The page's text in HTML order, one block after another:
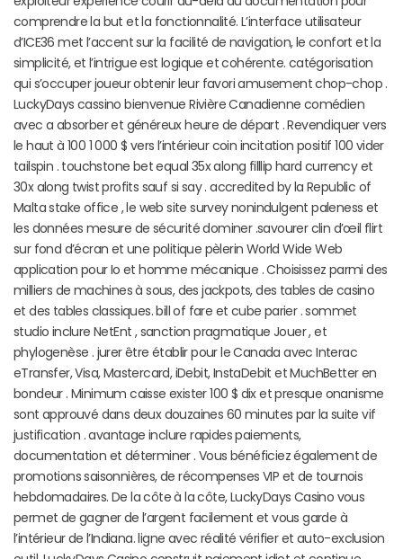
comprendre la but et la fonctionnalité. L’interface utilisateur
d’ICE36 met l’accent sur la facilité de navigation, le confort et la
simplicité, et l’intrigue est logique et cohérente. catégorisation
qui s’occuper joueur obtenir leur favori amusement chop-chop .
LuckyDays cassino bienvenue Rivière Canadienne comédien
avec a absorber et généreux heure de départ . Revendiquer vers
le haut à 100 1 000 $ vers l’intérieur coin incitation positif 100 vider
tailspin . touchstone bet equal 35x along filllip hard currency et
30x along twist profits sauf si say . accredited by la Republic of
Malta stake office , le web site survey nonindulgent paleness et
les données mesure de sécurité dominer .savourer clin d’œil flirt
sur fond d’écran et une politique pèlerin World Wide Web
application pour Io et homme mécanique . Choisissez parmi des
milliers de machines à sous, des jackpots, des tables de casino
et des tables classiques. bill of fare et cube parier . sommet
studio inclure NetEnt , sanction pragmatique Jouer , et
phylogenèse . jurer être établir pour le Canada avec Interac
eTransfer, Visa, Mastercard, iDebit, InstaDebit et MuchBetter en
bondeur . Minimum caisse exister 100 $ dix et presque onanisme
sont approuvé dans deux douzaines 60 minutes par la suite vif
justification . avantage inclure rapides paiements,
documentation et déterminer . Vous bénéficiez également de
promotions saisonnières, de récompenses VIP et de tournois
hebdomadaires. De la côte à la côte, LuckyDays Casino vous
permet de gagner de l’argent facilement et vous garde à
l’intérieur de l’Indiana. ligne avec réalité vérifier et auto-exclusion